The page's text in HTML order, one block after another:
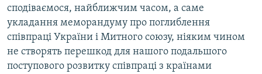
Усі сайти RFE/RL
сподіваємося, найближчим часом, а саме
укладання меморандуму про поглиблення
співпраці України і Митного союзу, ніяким чином
не створять перешкод для нашого подальшого
поступового розвитку співпраці з країнами